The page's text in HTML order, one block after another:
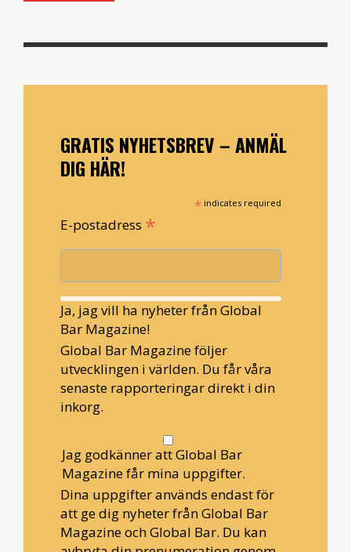
GRATIS NYHETSBREV – ANMÄL
DIG HÄR!
* indicates required
E-postadress *
Ja, jag vill ha nyheter från Global
Bar Magazine!
Global Bar Magazine följer
utvecklingen i världen. Du får våra
senaste rapporteringar direkt i din
inkorg.
Jag godkänner att Global Bar
Magazine får mina uppgifter.
Dina uppgifter används endast för
att ge dig nyheter från Global Bar
Magazine och Global Bar. Du kan